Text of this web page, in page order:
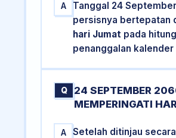
A
Tanggal 24
persisnya bertepatan
hari Jumat pada
penanggalan kalender
Q
24 SEPTEMBER
MEMPERINGATI
A
Setelah ditinjau